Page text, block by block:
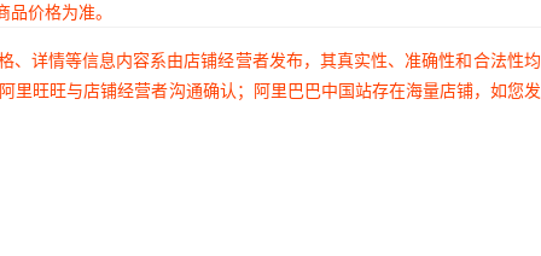
价格为准。
详情等信息内容系由店铺经营者发布，其真实性、准确性和合法性
旺旺与店铺经营者沟通确认；阿里巴巴中国站存在海量店铺，如您